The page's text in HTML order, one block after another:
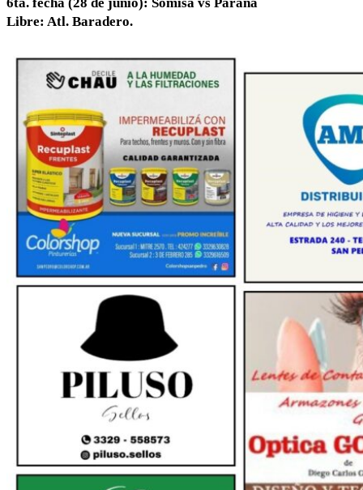
Libre: Atl. Baradero.